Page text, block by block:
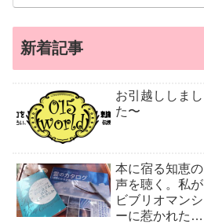
新着記事
お引越ししまし
た〜
本に宿る知恵の
声を聴く。私が
ビブリオマンシ
ーに惹かれたワ